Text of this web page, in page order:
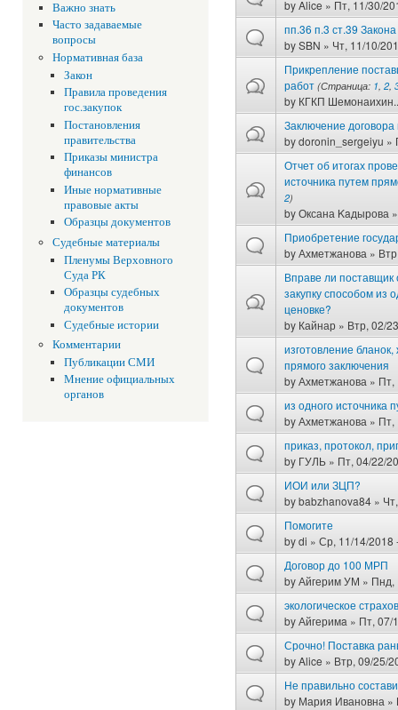
Важно знать
Часто задаваемые
вопросы
Нормативная база
Закон
Правила проведения
гос.закупок
Постановления
правительства
Приказы министра
финансов
Иные нормативные
правовые акты
Образцы документов
Судебные материалы
Пленумы Верховного
Суда РК
Образцы судебных
документов
Судебные истории
Комментарии
Публикации СМИ
Мнение официальных
органов
byAlice » Пт, 11/30/
пп.36 п.3 ст.39 Закона
bySBN » Чт, 11/10/
Прикрепление
работ (Страница: 1 2
by КГКП
Заключение
bydoronin_sergeiyu »
Отчет об итогах
источника путем
2)
byОксана Kaдырова
Приобретение
byАхметжанова »
Вправе ли поставщик
закупку способом из
ценовке?
by Кайнар » Втр, 02/
изготовление
прямого заключения
byАхметжанова » Пт,
из одного источника
byАхметжанова » Пт,
приказ, протокол,
by ГУЛЬ » Пт, 04/22/
ИОИ или ЗЦП?
bybabzhanova84 »
Помогите
bydi » Ср, 11/14/2018
Договор до 100 МРП
byАйгерим УМ » Пнд,
экологическое
byАйгеримa » Пт, 07/
Срочно! Поставка
byAlice » Втр, 09/25/
Не правильно
by Мария Ивановна »